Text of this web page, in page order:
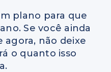
plano para que
Se você ainda
agora, não deixe
o quanto isso